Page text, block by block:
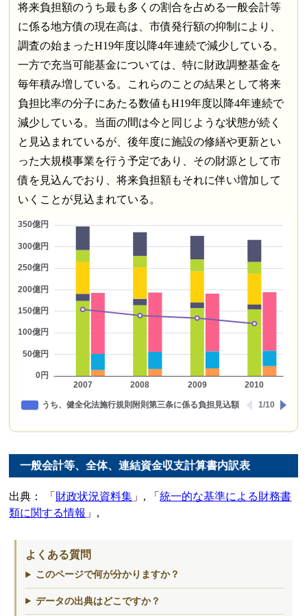
将来負担額のうち最も多くの割合を占める一般会計等
に係る地方債の現在高は、市債発行額の抑制により、
調査の始まったH19年度以降4年連続で減少している。
一方で充当可能基金については、特に財政調整基金を
毎年積み増している。これらのことの結果として将来
負担比率の分子にあたる数値もH19年度以降4年連続で
減少している。当面の間は今と同じような状態が続く
と見込まれているが、後年度に施設の修繕や更新とい
った大規模事業を行う予定であり、その財源として市
債を見込んでおり、将来負担額もそれに伴い増加して
いくことが見込まれている。
一般会計等、全体、連結資金収支計算書内訳表
出典： 財政状況資料集 ,
統一的な基準による財務書
類に関する情報
,
よくある質問
このページで何が分かりますか？
データの出典はどこですか？